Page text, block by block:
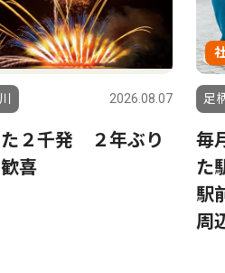
2026.08.07
２千発 ２年ぶり
喜
足
毎
た
駅
周